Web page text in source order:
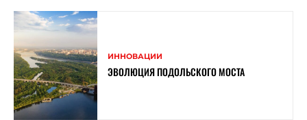
ИННОВАЦИИ
ЭВОЛЮЦИЯ ПОДОЛЬСКОГО МОСТА